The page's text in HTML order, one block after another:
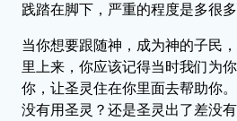
践踏在脚下，严重的程度是多很多
当你想要跟随神，成为神的子民
里上来，你应该记得当时我们为
你，让圣灵住在你里面去帮助你
没有用圣灵？还是圣灵出了差没